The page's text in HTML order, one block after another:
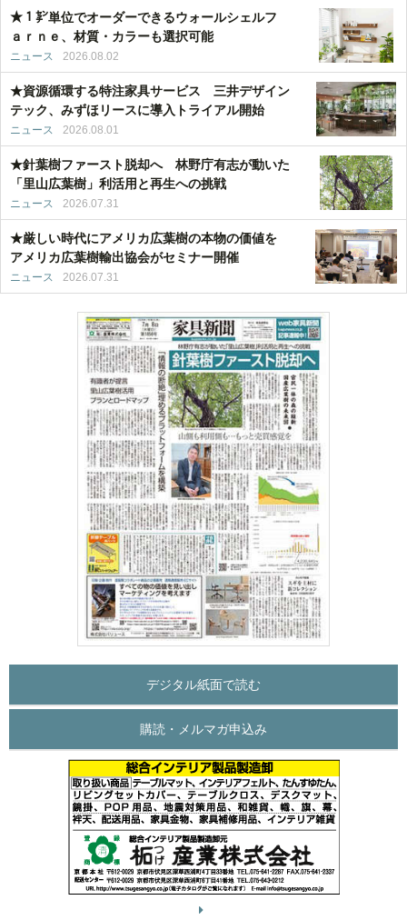
★１㌢単位でオーダーできるウォールシェルフ
ａｒｎｅ、材質・カラーも選択可能
ニュース 2026.08.02
★資源循環する特注家具サービス 三井デザイン
テック、みずほリースに導入トライアル開始
ニュース 2026.08.01
★針葉樹ファースト脱却へ 林野庁有志が動いた
「里山広葉樹」利活用と再生への挑戦
ニュース 2026.07.31
★厳しい時代にアメリカ広葉樹の本物の価値を
アメリカ広葉樹輸出協会がセミナー開催
ニュース 2026.07.31
デジタル紙面で読む
購読・メルマガ申込み